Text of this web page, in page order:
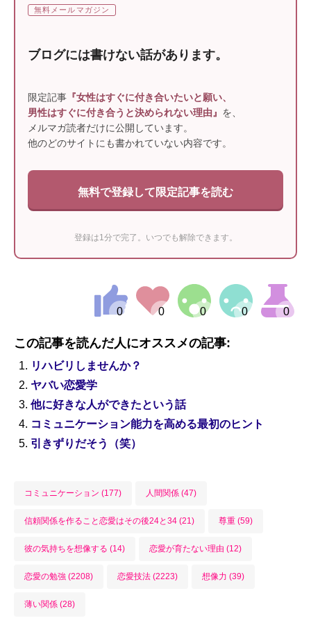
無料メールマガジン
ブログには書けない話があります。
限定記事 『女性はすぐに付き合いたいと願い、
男性はすぐに付き合うと決められない理由』 を、
メルマガ読者だけに公開しています。
他のどのサイトにも書かれていない内容です。
無料で登録して限定記事を読む
登録は1分で完了。いつでも解除できます。
この記事を読んだ人にオススメの記事:
リハビリしませんか？
ヤバい恋愛学
他に好きな人ができたという話
コミュニケーション能力を高める最初のヒント
引きずりだそう（笑）
コミュニケーション (177) 人間関係 (47)
信頼関係を作ること恋愛はその後24と34 (21) 尊重 (59)
彼の気持ちを想像する (14) 恋愛が育たない理由 (12)
恋愛の勉強 (2208) 恋愛技法 (2223) 想像力 (39)
薄い関係 (28)